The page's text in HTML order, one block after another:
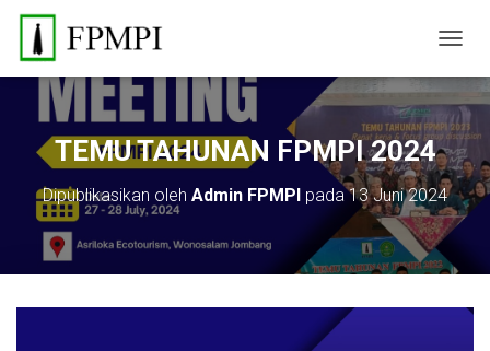
TEMU TAHUNAN FPMPI 2024
Dipublikasikan oleh Admin FPMPI pada13 Juni 2024